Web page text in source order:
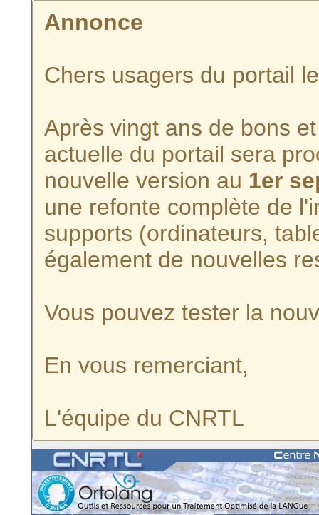
Annonce
Chers usagers du portail
Après vingt ans de bons
actuelle du portail sera
nouvelle version au 1er
une refonte complète de
supports (ordinateurs,
également de nouvelles
Vous pouvez tester la
En vous remerciant,
L'équipe du CNRTL